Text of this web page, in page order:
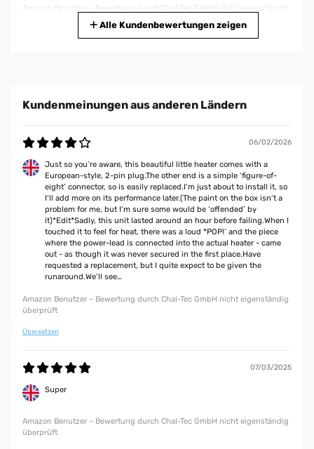
Amazon Benutzer – Bewertung durch Chal-Tec GmbH nicht eigenständig
Steckdose, 1 Leitung zur direkten Verbindung, Halterungen um die
verarbeitet. Selbst der Karton sind wertig aus.Einen Raum bei uns heizen
wir mit einer Infrarotheizung an der Decke. Da die Strahlung es nicht bis
unters Bett schafft, hat sich dort an deiner Aussenwand auf der
gesamten Länge leichter Schimmel gebildet. Nach dessen Entfernung
habe ich dort jetzt die kleinen Heizkörper aufgestellt. Zur Steuerung habe
ich diese an ein Steckdosenthermostat angeschlossen.Soweit
funktioniert alles wie gewünscht. Heizköper tun was sie sollen und
halten unterm Bett die Temperatur von 21 Grad konstant.
Amazon Benutzer – Bewertung durch Chal-Tec GmbH nicht eigenständig
überprüft
Alles super. Ich habe 8 Stück gekauft. Diese Ware alle voll funktioniert
Alle Kundenbewertungen zeigen
Kundenmeinungen aus anderen Ländern
06/02/2026
Just so you’re aware, this beautiful little heater comes with a
European-style, 2-pin plug.The other end is a simple ‘figure-of-
eight’ connector, so is easily replaced.I’m just about to install it, so
I’ll add more on its performance later.(The paint on the box isn’t a
problem for me, but I’m sure some would be ‘offended’ by
it)*Edit*Sadly, this unit lasted around an hour before failing.When I
touched it to feel for heat, there was a loud *POP!’ and the piece
where the power-lead is connected into the actual heater - came
out - as though it was never secured in the first place.Have
requested a replacement, but I quite expect to be given the
runaround.We’ll see…
Amazon Benutzer – Bewertung durch Chal-Tec GmbH nicht eigenständig
überprüft
Übersetzen
07/03/2025
Super
Amazon Benutzer – Bewertung durch Chal-Tec GmbH nicht eigenständig
überprüft